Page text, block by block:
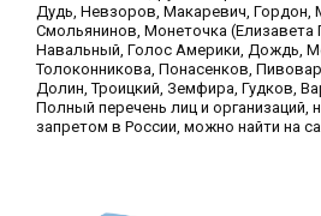
Дудь, Невзоров, Макаревич,
Смольянинов, Монеточка
Навальный, Голос Америки, Дождь,
Толоконникова, Понасенков,
Долин, Троицкий, Земфира, Гудков,
Полный перечень лиц и организаций,
запретом в России, можно найти на